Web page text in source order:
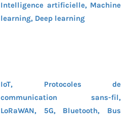
Intelligence artificielle, Machine
learning, Deep learning
IoT, Protocoles de
communication sans-fil,
LoRaWAN, 5G, Bluetooth, Bus